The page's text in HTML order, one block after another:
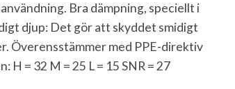
Bra dämpning, speciellt i
djup: Det gör att skyddet smidigt
Överensstämmer med PPE-direktiv
= 32 M = 25 L = 15 SNR = 27